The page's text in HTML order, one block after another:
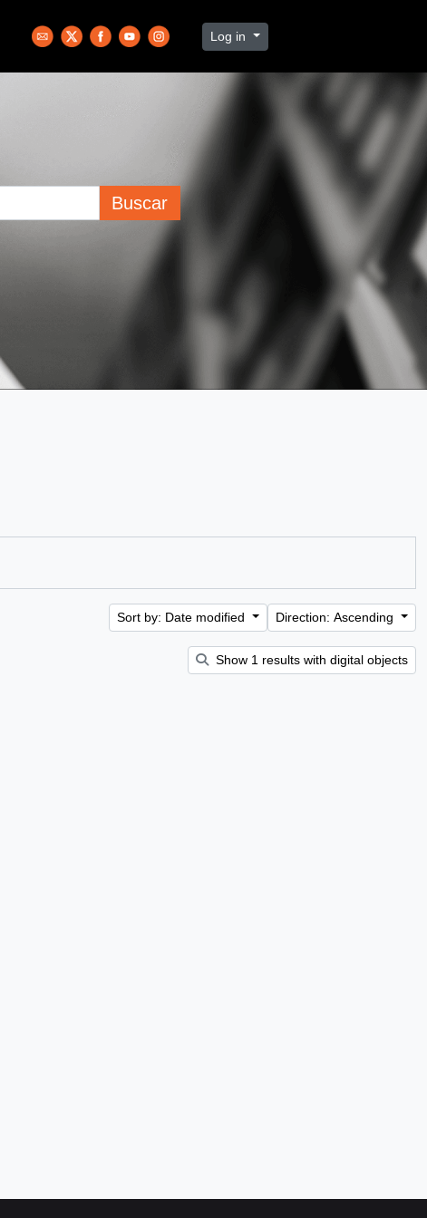
Log in
Buscar
Sort by: Date modified Direction: Ascending
Show 1 results with digital objects